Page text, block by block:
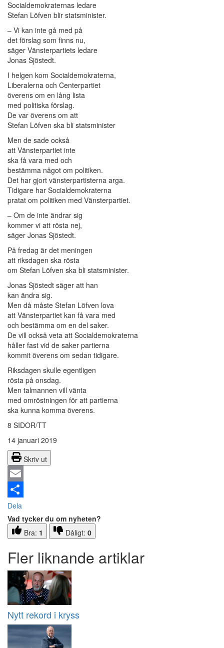
Socialdemokraternas ledare
Stefan Löfven blir statsminister.
– Vi kan inte gå med på
det förslag som finns nu,
säger Vänsterpartiets ledare
Jonas Sjöstedt.
I helgen kom Socialdemokraterna,
Liberalerna och Centerpartiet
överens om en lång lista
med politiska förslag.
De var överens om att
Stefan Löfven ska bli statsminister
Men de sade också
att Vänsterpartiet inte
ska få vara med och
bestämma något om politiken.
Det har gjort vänsterpartisterna arga.
Tidigare har Socialdemokraterna
pratat om politiken med Vänsterpartiet.
– Om de inte ändrar sig
kommer vi att rösta nej,
säger Jonas Sjöstedt.
På fredag är det meningen
att riksdagen ska rösta
om Stefan Löfven ska bli statsminister.
Jonas Sjöstedt säger att han
kan ändra sig.
Men då måste Stefan Löfven lova
att Vänsterpartiet kan få vara med
och bestämma om en del saker.
De vill också veta att Socialdemokraterna
håller fast vid de saker partierna
kommit överens om sedan tidigare.
Riksdagen skulle egentligen
rösta på onsdag.
Men talmannen vill vänta
med omröstningen för att partierna
ska kunna komma överens.
8 SIDOR/TT
14 januari 2019
Skriv ut
Email
Dela
Vad tycker du om nyheten?
Bra: 1 Dåligt: 0
Fler liknande artiklar
Nytt rekord i kryss